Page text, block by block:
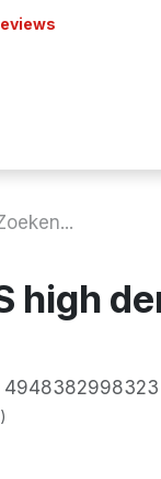
high
4948382998323